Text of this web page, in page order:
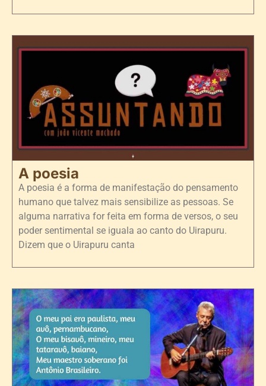
A poesia
A poesia é a forma de manifestação do pensamento
humano que talvez mais sensibilize as pessoas. Se
alguma narrativa for feita em forma de versos, o seu
poder sentimental se iguala ao canto do Uirapuru.
Dizem que o Uirapuru canta